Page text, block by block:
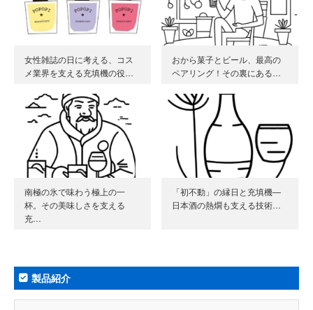
女性雑誌の日に考える、コス
メ業界を支える充填機の役…
おから菓子とビール、最高の
ペアリング！その裏にある…
南極の氷で味わう極上の一
杯。その美味しさを支える
充…
「初不動」の縁日と充填機—
日本酒の熱燗も支える技術…
製品紹介